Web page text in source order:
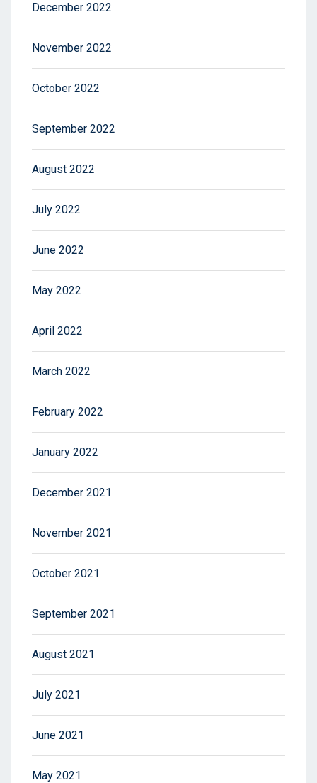
December 2022
November 2022
October 2022
September 2022
August 2022
July 2022
June 2022
May 2022
April 2022
March 2022
February 2022
January 2022
December 2021
November 2021
October 2021
September 2021
August 2021
July 2021
June 2021
May 2021